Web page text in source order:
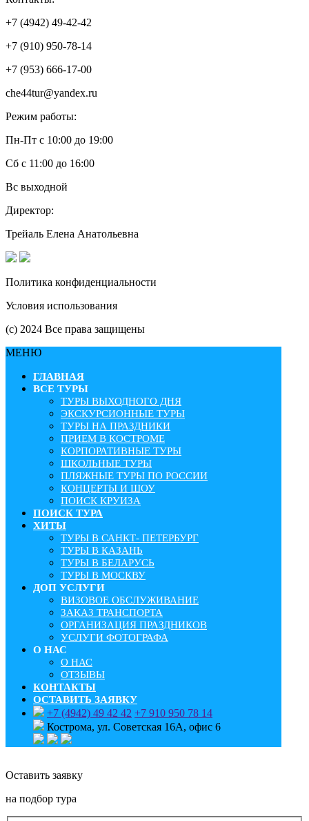
+7 (4942) 49-42-42
+7 (910) 950-78-14
+7 (953) 666-17-00
che44tur@yandex.ru
Режим работы:
Пн-Пт с 10:00 до 19:00
Сб с 11:00 до 16:00
Вс выходной
Директор:
Трейаль Елена Анатольевна
Политика конфиденциальности
Условия использования
(с) 2024 Все права защищены
МЕНЮ
ГЛАВНАЯ
ВСЕ ТУРЫ
ТУРЫ ВЫХОДНОГО ДНЯ
ЭКСКУРСИОННЫЕ ТУРЫ
ТУРЫ НА ПРАЗДНИКИ
ПРИЕМ В КОСТРОМЕ
КОРПОРАТИВНЫЕ ТУРЫ
ШКОЛЬНЫЕ ТУРЫ
ПЛЯЖНЫЕ ТУРЫ ПО РОССИИ
КОНЦЕРТЫ И ШОУ
ПОИСК КРУИЗА
ПОИСК ТУРА
ХИТЫ
ТУРЫ В САНКТ- ПЕТЕРБУРГ
ТУРЫ В КАЗАНЬ
ТУРЫ В БЕЛАРУСЬ
ТУРЫ В МОСКВУ
ДОП УСЛУГИ
ВИЗОВОЕ ОБСЛУЖИВАНИЕ
ЗАКАЗ ТРАНСПОРТА
ОРГАНИЗАЦИЯ ПРАЗДНИКОВ
УСЛУГИ ФОТОГРАФА
О НАС
О НАС
ОТЗЫВЫ
КОНТАКТЫ
ОСТАВИТЬ ЗАЯВКУ
+7 (4942) 49 42 42 +7 910 950 78 14
Кострома, ул. Советская 16А, офис 6
Оставить заявку
на подбор тура